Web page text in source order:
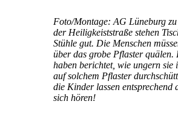
Foto/Montage: AG Lüneburg
der Heiligkeiststraße stehen
Stühle gut. Die Menschen
über das grobe Pflaster quälen.
haben berichtet, wie ungern sie
auf solchem Pflaster
die Kinder lassen entsprechend
sich hören!